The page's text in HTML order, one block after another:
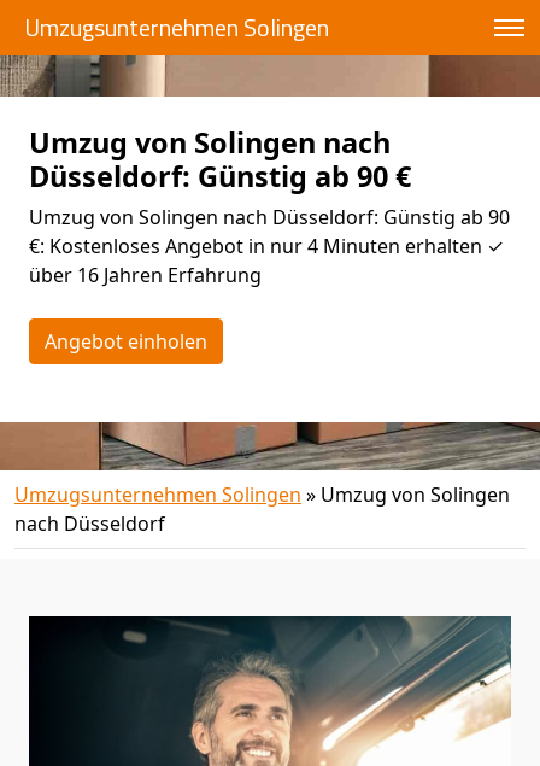
Umzugsunternehmen Solingen
Umzug von Solingen nach
Düsseldorf: Günstig ab 90 €
Umzug von Solingen nach Düsseldorf: Günstig ab 90
€: Kostenloses Angebot in nur 4 Minuten erhalten ✓
über 16 Jahren Erfahrung
Angebot einholen
Umzugsunternehmen Solingen » Umzug von Solingen
nach Düsseldorf